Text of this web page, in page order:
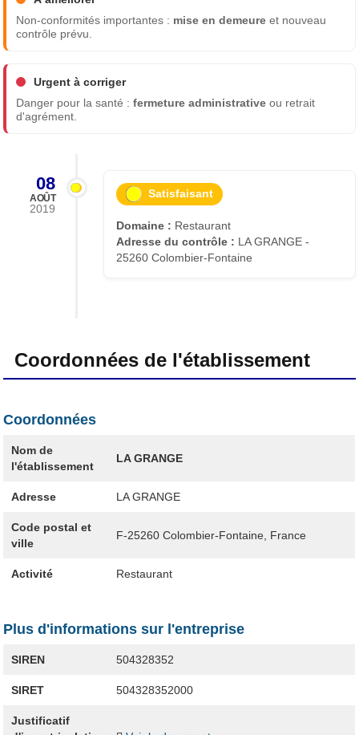
Non-conformités importantes : mise en demeure et nouveau
contrôle prévu.
Urgent à corriger
Danger pour la santé :fermeture administrative ou retrait
d'agrément.
08
AOÛT
2019
Satisfaisant
Domaine : Restaurant
Adresse du contrôle : LA GRANGE -
25260 Colombier-Fontaine
Coordonnées de l'établissement
Coordonnées
Nom de
l'établissement
LA GRANGE
Adresse LA GRANGE
Code postal et
ville
F-25260 Colombier-Fontaine, France
Activité Restaurant
Plus d'informations sur l'entreprise
SIREN 504328352
SIRET 504328352000
Justificatif